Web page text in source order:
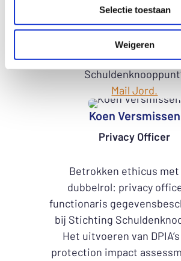
Selectie toestaan
Weigeren
tussen security
praktische
Vragen op juridisch vlak
samenhangen met
Mail Jord.
Koen Versmissen
Privacy Officer
Betrokken ethicus met
dubbelrol: privacy
functionaris
bij Stichting
Het uitvoeren van
protection impact